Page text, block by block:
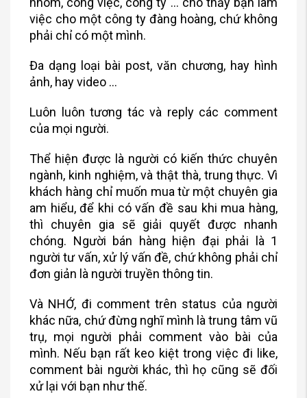
việc cho một công ty đàng hoàng, chứ không
phải chỉ có một mình.
Đa dạng loại bài post, văn chương, hay hình
ảnh, hay video …
Luôn luôn tương tác và reply các comment
của mọi người.
Thể hiện được là người có kiến thức chuyên
ngành, kinh nghiệm, và thật thà, trung thực. Vì
khách hàng chỉ muốn mua từ một chuyên gia
am hiểu, để khi có vấn đề sau khi mua hàng,
thì chuyên gia sẽ giải quyết được nhanh
chóng. Người bán hàng hiện đại phải là 1
người tư vấn, xử lý vấn đề, chứ không phải chỉ
đơn giản là người truyền thông tin.
Và NHỚ, đi comment trên status của người
khác nữa, chứ đừng nghĩ mình là trung tâm vũ
trụ, mọi người phải comment vào bài của
mình. Nếu bạn rất keo kiệt trong việc đi like,
comment bài người khác, thì họ cũng sẽ đối
xử lại với bạn như thế.